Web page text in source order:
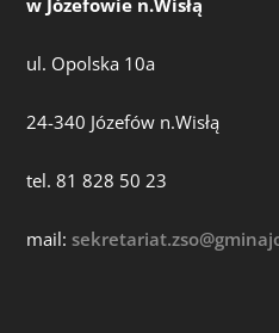
w Józefowie n.Wisłą
ul. Opolska 10a
24-340 Józefów n.Wisłą
tel. 81 828 50 23
mail: